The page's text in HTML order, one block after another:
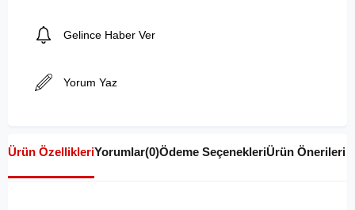
Gelince Haber Ver
Yorum Yaz
Ürün ÖzellikleriYorumlar(0)Ödeme SeçenekleriÜrün Önerileri